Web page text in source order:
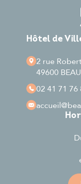
Hôtel de
2 rue
49600
02 41 71 76
accueil